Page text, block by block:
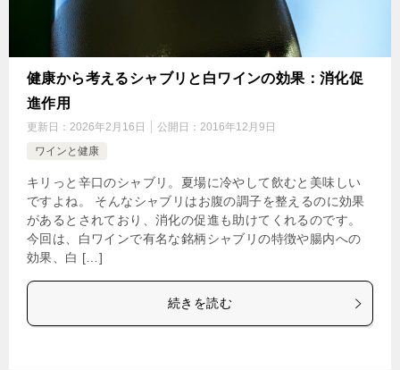
健康から考えるシャブリと白ワインの効果：消化促
進作用
更新日： 2026年2月16日 公開日： 2016年12月9日
ワインと健康
キリっと辛口のシャブリ。夏場に冷やして飲むと美味しい
ですよね。 そんなシャブリはお腹の調子を整えるのに効果
があるとされており、消化の促進も助けてくれるのです。
今回は、白ワインで有名な銘柄シャブリの特徴や腸内への
効果、白 […]
続きを読む